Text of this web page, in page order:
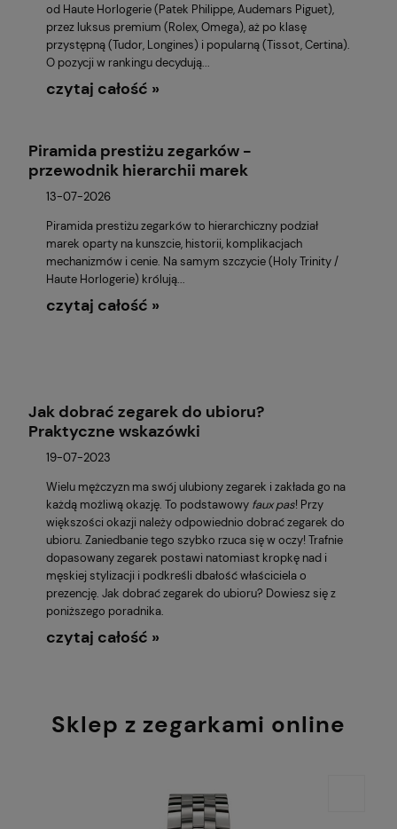
od Haute Horlogerie (Patek Philippe, Audemars Piguet),
przez luksus premium (Rolex, Omega), aż po klasę
przystępną (Tudor, Longines) i popularną (Tissot, Certina).
O pozycji w rankingu decydują...
czytaj całość »
Piramida prestiżu zegarków -
przewodnik hierarchii marek
13-07-2026
Piramida prestiżu zegarków to hierarchiczny podział
marek oparty na kunszcie, historii, komplikacjach
mechanizmów i cenie. Na samym szczycie (Holy Trinity /
Haute Horlogerie) królują...
czytaj całość »
Jak dobrać zegarek do ubioru?
Praktyczne wskazówki
19-07-2023
Wielu mężczyzn ma swój ulubiony zegarek i zakłada go na
każdą możliwą okazję. To podstawowy faux pas! Przy
większości okazji należy odpowiednio dobrać zegarek do
ubioru. Zaniedbanie tego szybko rzuca się w oczy! Trafnie
dopasowany zegarek postawi natomiast kropkę nad i
męskiej stylizacji i podkreśli dbałość właściciela o
prezencję. Jak dobrać zegarek do ubioru? Dowiesz się z
poniższego poradnika.
czytaj całość »
Sklep z zegarkami online